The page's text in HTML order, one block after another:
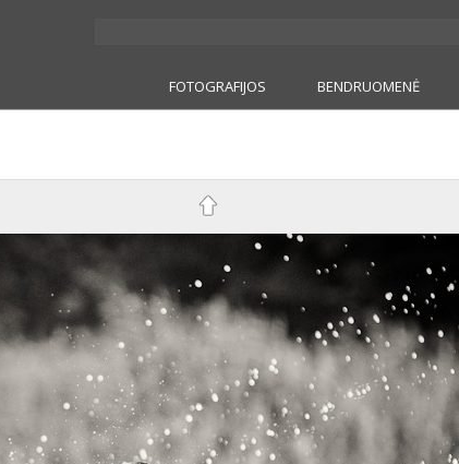
FOTOGRAFIJOS BENDRUOMENĖ